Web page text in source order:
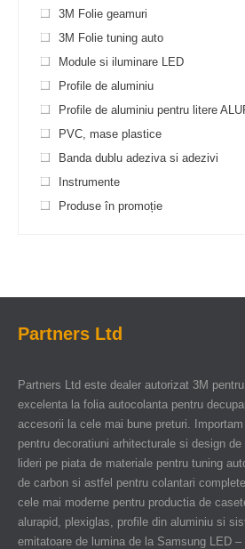
3M Folie geamuri
3M Folie tuning auto
Module si iluminare LED
Profile de aluminiu
Profile de aluminiu pentru litere
PVC, mase plastice
Banda dublu adeziva si adezivi
Instrumente
Produse în promoție
Partners Ltd
Partners Ltd este dealer autorizat 3M
excelenta la folia autocolanta pentru
accesorii la cele mai bune preturi.
pentru decoratiuni arhitecturale si design
lideri pe piata de materiale pentru tuning
de carbon si astfel pentru colantari
cele mai moderne pentru productia de
alurapid, plexiglas, profile din aluminiu si
emitatoare de lumina de la Samsung LED